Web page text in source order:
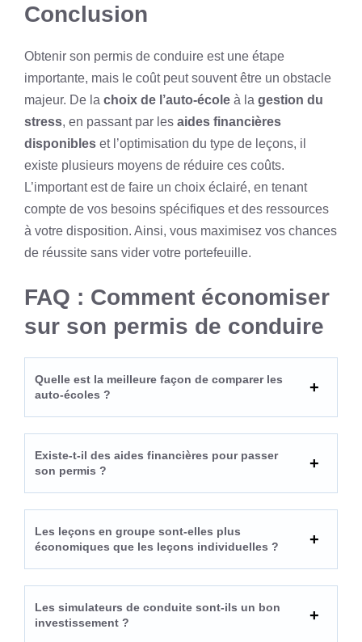
Conclusion
Obtenir son permis de conduire est une étape
importante, mais le coût peut souvent être un obstacle
majeur. De la choix de l’auto-école à la gestion du
stress, en passant par les aides financières
disponibles et l’optimisation du type de leçons, il
existe plusieurs moyens de réduire ces coûts.
L’important est de faire un choix éclairé, en tenant
compte de vos besoins spécifiques et des ressources
à votre disposition. Ainsi, vous maximisez vos chances
de réussite sans vider votre portefeuille.
FAQ : Comment économiser
sur son permis de conduire
Quelle est la meilleure façon de comparer les
auto-écoles ?
Existe-t-il des aides financières pour passer
son permis ?
Les leçons en groupe sont-elles plus
économiques que les leçons individuelles ?
Les simulateurs de conduite sont-ils un bon
investissement ?